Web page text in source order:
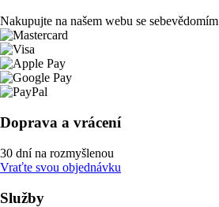
Nakupujte na našem webu se sebevědomím
Doprava a vrácení
30 dní na rozmyšlenou
Vraťte svou objednávku
Služby